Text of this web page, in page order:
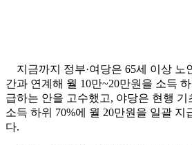
지금까지 정부·여당은 65세 이상 노
간과 연계해 월 10만~20만원을 소득
급하는 안을 고수했고, 야당은 현행 기
소득 하위 70%에 월 20만원을 일괄 지
다.